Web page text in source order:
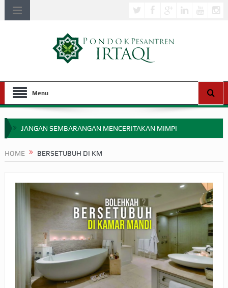
Menu
JANGAN SEMBARANGAN MENCERITAKAN MIMPI
APA HUKUM MEMPERCEPAT PEMBAYARAN ZAKAT
SEBELUM TIBA SAAT WAJIB?
HAKIKAT NIKMAT DI DUNIA!
BAGAIMANA CARA MEMBAYAR ZAKAT UANG?
UANG HARAM BISA MENJADI HALAL JIKA SEBAB
KEPEMILIKANNYA BERUBAH
HOME BERSETUBUH DI KM